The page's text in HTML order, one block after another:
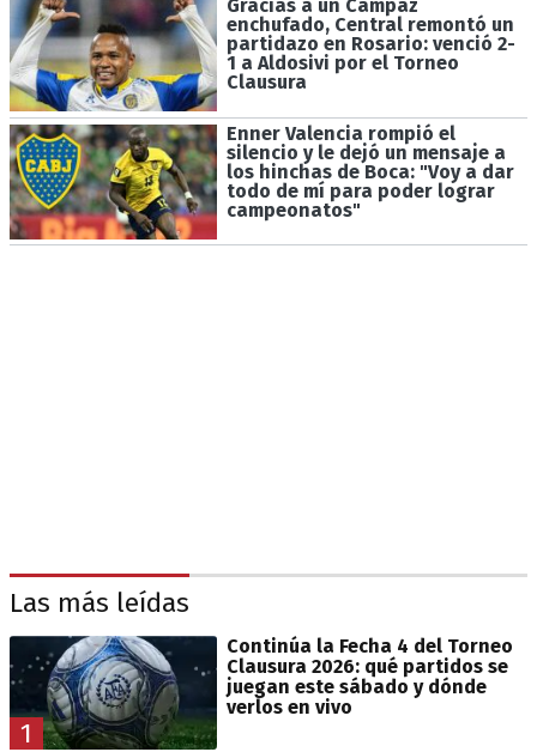
Gracias a un Campaz
enchufado, Central remontó un
partidazo en Rosario: venció 2-
1 a Aldosivi por el Torneo
Clausura
Enner Valencia rompió el
silencio y le dejó un mensaje a
los hinchas de Boca: "Voy a dar
todo de mí para poder lograr
campeonatos"
Las más leídas
1
Continúa la Fecha 4 del Torneo
Clausura 2026: qué partidos se
juegan este sábado y dónde
verlos en vivo